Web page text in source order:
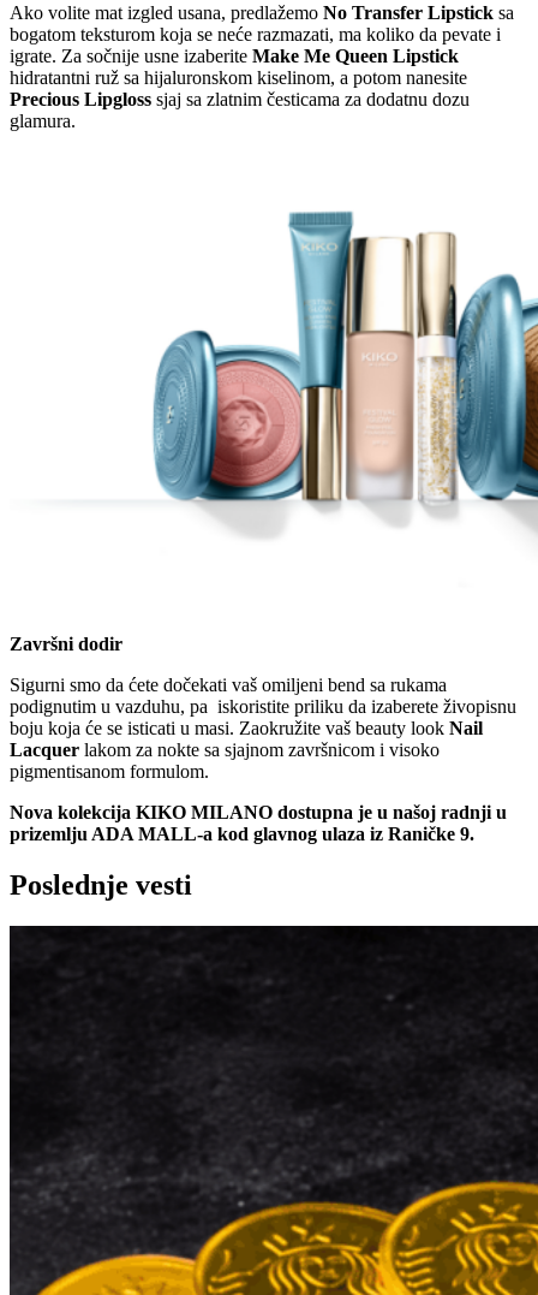
Ako volite mat izgled usana, predlažemo No Transfer Lipstick sa
bogatom teksturom koja se neće razmazati, ma koliko da pevate i
igrate. Za sočnije usne izaberite Make Me Queen Lipstick
hidratantni ruž sa hijaluronskom kiselinom, a potom nanesite
Precious Lipgloss sjaj sa zlatnim česticama za dodatnu dozu
glamura.
Završni dodir
Sigurni smo da ćete dočekati vaš omiljeni bend sa rukama
podignutim u vazduhu, pa iskoristite priliku da izaberete živopisnu
boju koja će se isticati u masi. Zaokružite vaš beauty look Nail
Lacquer lakom za nokte sa sjajnom završnicom i visoko
pigmentisanom formulom.
Nova kolekcija KIKO MILANO dostupna je u našoj radnji u
prizemlju ADA MALL-a kod glavnog ulaza iz Raničke 9.
Poslednje vesti